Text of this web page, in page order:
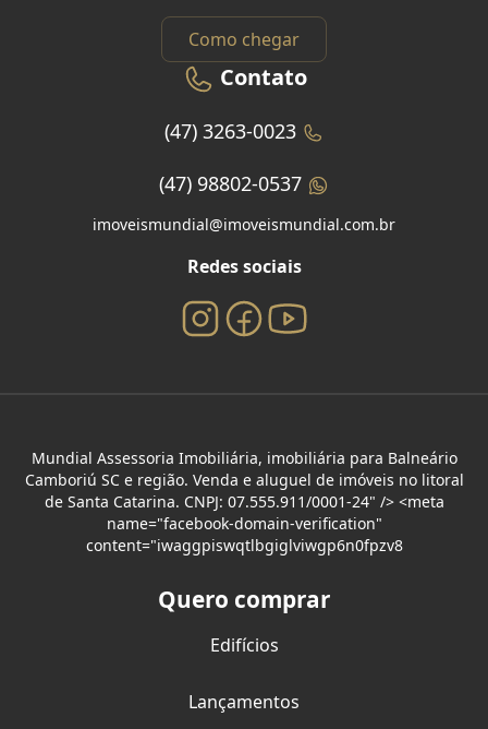
Como chegar
Contato
(47) 3263-0023
(47) 98802-0537
imoveismundial@imoveismundial.com.br
Redes sociais
Mundial Assessoria Imobiliária, imobiliária para Balneário
Camboriú SC e região. Venda e aluguel de imóveis no litoral
de Santa Catarina. CNPJ: 07.555.911/0001-24" /> <meta
name="facebook-domain-verification"
content="iwaggpiswqtlbgiglviwgp6n0fpzv8
Quero comprar
Edifícios
Lançamentos